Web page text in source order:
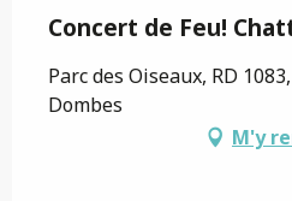
Concert de Feu!
Parc des Oiseaux, RD
Dombes
M'y